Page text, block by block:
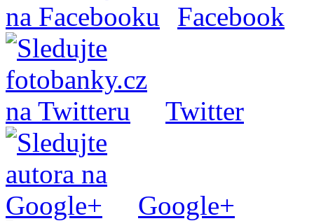
Facebook
Twitter
Google+